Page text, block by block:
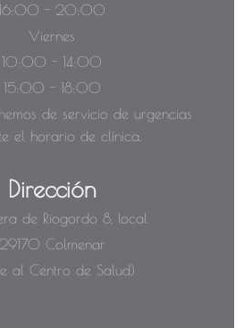
- 20:00
Viernes
10:00 - 14:00
15:00 - 18:00
de servicio de urgencias
el horario de clínica.
Dirección
de Riogordo 8, local
29170 Colmenar
al Centro de Salud)